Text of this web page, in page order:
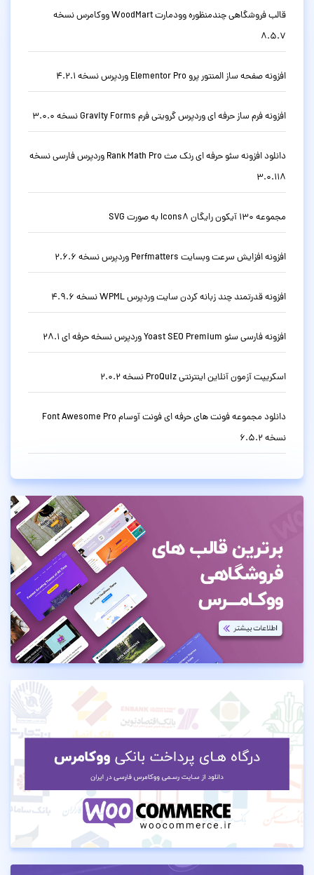
قالب فروشگاهی چندمنظوره وودمارت WoodMart ووکامرس نسخه
8.5.7
افزونه صفحه ساز المنتور پرو Elementor Pro وردپرس نسخه 4.2.1
افزونه فرم ساز حرفه ای وردپرس گرویتی فرم Gravity Forms نسخه 3.0.0
دانلود افزونه سئو حرفه ای رنک مث Rank Math Pro وردپرس فارسی نسخه
3.0.118
مجموعه 130 آیکون رایگان Icons8 به صورت SVG
افزونه افزایش سرعت وبسایت Perfmatters وردپرس نسخه 2.6.6
افزونه قدرتمند چند زبانه کردن سایت وردپرس WPML نسخه 4.9.6
افزونه فارسی سئو Yoast SEO Premium وردپرس نسخه حرفه ای 28.1
اسکریپت آزمون آنلاین اینترنتی ProQuiz نسخه 2.0.2
دانلود مجموعه فونت های حرفه ای فونت آوسام Font Awesome Pro
نسخه 6.5.2